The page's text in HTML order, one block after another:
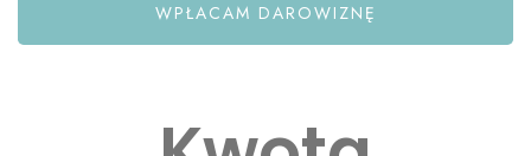
WPŁACAM DAROWIZNĘ